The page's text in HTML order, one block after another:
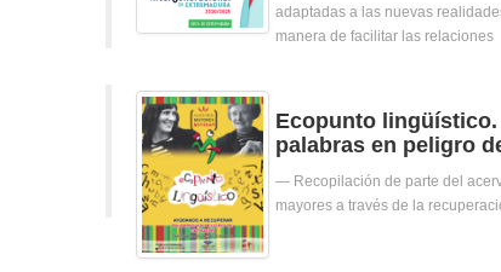
adaptadas a las nuevas
manera de facilitar las relaciones
Ecopunto
palabras en peligro
Recopilación de parte del
mayores a través de la